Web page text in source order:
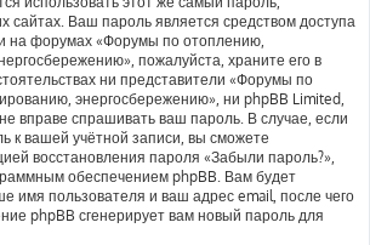
сайтах. Ваш пароль является средством доступа
на форумах «Форумы по отоплению,
пожалуйста, храните его в
ни представители «Форумы по
энергосбережению», ни phpBB Limited,
вправе спрашивать ваш пароль. В случае, если
к вашей учётной записи, вы сможете
восстановления пароля «Забыли пароль?»,
обеспечением phpBB. Вам будет
имя пользователя и ваш адрес email, после чего
phpBB сгенерирует вам новый пароль для